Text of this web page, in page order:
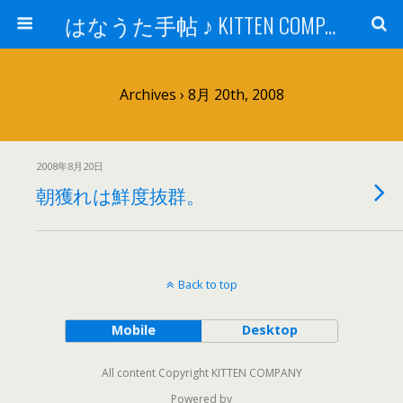
はなうた手帖 ♪ KITTEN COMPANY
Archives › 8月 20th, 2008
2008年8月20日
朝獲れは鮮度抜群。
Back to top
Mobile Desktop
All content Copyright KITTEN COMPANY
Powered by